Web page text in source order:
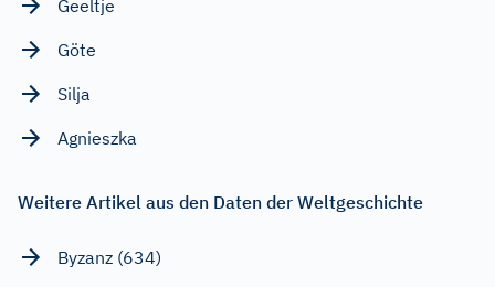
Geeltje
Göte
Silja
Agnieszka
Weitere Artikel aus den Daten der Weltgeschichte
Byzanz (634)